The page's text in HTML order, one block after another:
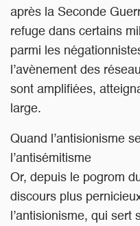
après la Seconde
refuge dans certains
parmi les
l’avènement des
sont amplifiées,
large.
Quand l’antisionisme
l’antisémitisme
Or, depuis le pogrom
discours plus
l’antisionisme, qui